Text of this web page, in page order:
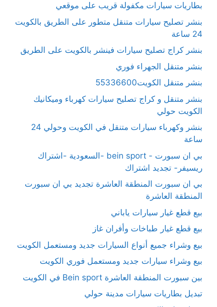
بطاريات سيارات مكفولة قريب على موقعي
بنشر تصليح سيارات متنقل متطور على الطريق بالكويت
24 ساعة
بنشر كراج تصليح سيارات فينشر بالكويت على الطريق
بنشر متنقل الجهراء فوري
بنشر متنقل الكويت55336600
بنشر متنقل و كراج تصليح سيارات كهرباء وميكانيك
الكويت حولي
بنشر وكهرباء سيارات متنقل في الكويت وحولي 24
ساعة
بي ان سبورت - bein sport -السعودية -اشتراك
ريسيفر- تجديد اشتراك
بي ان سبورت المنطقة العاشرة تجديد بي ان سبورت
المنطقة العاشرة
بيع قطع غيار سيارات ياباني
بيع قطع غيار طباخات وأفران غاز
بيع وشراء جميع أنواع السيارات جديد ومستعمل الكويت
بيع وشراء سيارات جديد ومستعمل فوري الكويت
بين سبورت المنطقة العاشرة Bein sport في الكويت
تبديل بطاريات سيارات مدينة حولي